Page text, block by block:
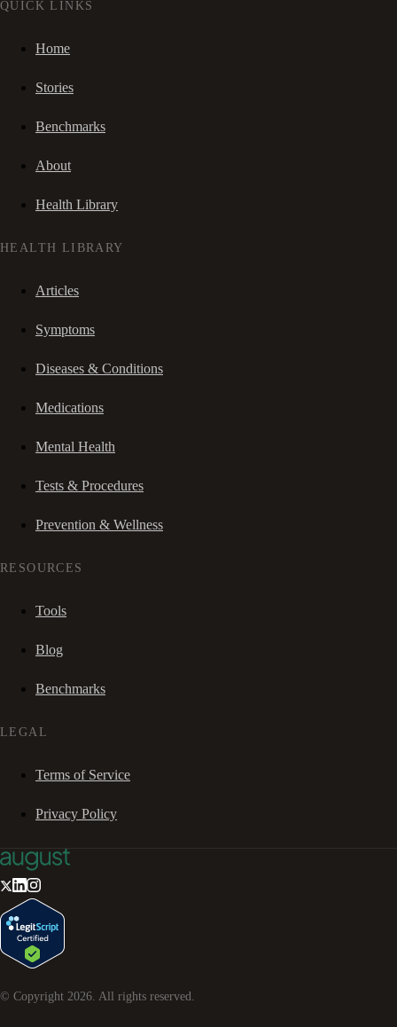
QUICK LINKS
Home
Stories
Benchmarks
About
Health Library
HEALTH LIBRARY
Articles
Symptoms
Diseases & Conditions
Medications
Mental Health
Tests & Procedures
Prevention & Wellness
RESOURCES
Tools
Blog
Benchmarks
LEGAL
Terms of Service
Privacy Policy
© Copyright 2026 . All rights reserved.